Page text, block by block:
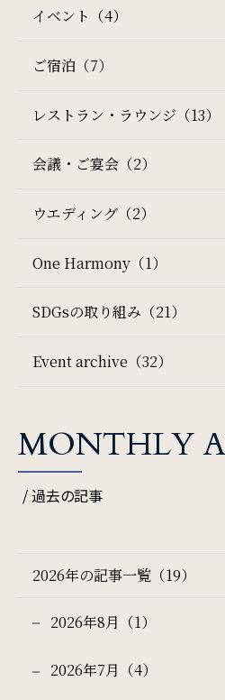
一部屋あたりのご利用人数
ご利用部屋数
宿泊プラン一覧
イベント（4）
ご宿泊（7）
レストラン・ラウンジ（13）
会議・ご宴会（2）
ウエディング（2）
One Harmony（1）
SDGsの取り組み（21）
Event archive（32）
MONTHLY
/ 過去の記事
2026年の記事一覧（19）
2026年8月（1）
2026年7月（4）